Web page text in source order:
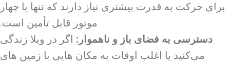
برای حرکت به قدرت بیشتری نیاز دارند که تنها با چهار
موتور قابل تأمین است.
دسترسی به فضای باز و ناهموار: اگر در ویلا زندگی
می‌کنید یا اغلب اوقات به مکان هایی با زمین های